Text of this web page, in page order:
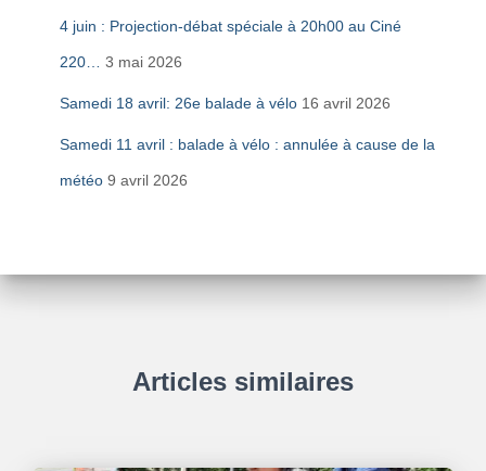
4 juin : Projection-débat spéciale à 20h00 au Ciné
220… 3 mai 2026
Samedi 18 avril: 26e balade à vélo 16 avril 2026
Samedi 11 avril : balade à vélo : annulée à cause de la
météo 9 avril 2026
Articles similaires